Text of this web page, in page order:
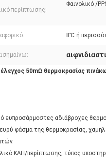
περίπτωσης:
Φαινολικό /
8℃ ή
50mΩ θερμοκρασίας
ευπροσάρμοστες αδιάβροχες
φάσμα της θερμοκρασίας,
ΚΑΠ/περίπτωσης, τύπος